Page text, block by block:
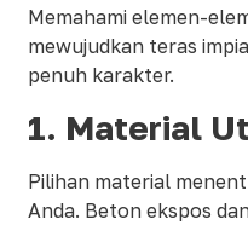
Memahami elemen-
mewujudkan teras
penuh karakter.
1. Material
Pilihan material
Anda. Beton ekspos